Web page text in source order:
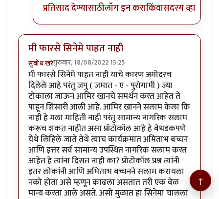
प्रतिसाद देण्यासाठीलॉग इन कराकिंवासदस्य व्हा
मी फारसे सिनेमे पाहत नाही
सुबोध खरेगुरुवार, 18/08/2022 13:25
मी फारसे सिनेमे पाहत नाही याचे कारण अगोदरच
दिलेले आहे परंतु जपु ( जमात - ए - पुरोगामी ) ज्या
टोकाला जाऊन आमिर खानचे समर्थन करत आहेत ते
पाहून शिसारी आली आहे. आमिर खानने सलाम केला कि
नाही हे मला माहिती नाही परंतु सामान्य नागरिक सलाम
करूच शकत नाहीत असा प्रॉटोकॉल आहे हे बेधडकपणे
येथे लिहिले जाते तेथे त्याच कार्यक्रमात अमिताभ बच्चन
आणि इत्तर सर्व सामान्य उपस्थित नागरिक सलाम करत
आहेत हे त्यांना दिसत नाही का? प्रोटोकॉल प्रश्न त्यांनी
इतर लोकांनी आणि अमिताभ बच्चनने सलाम करायला
नको होता असे म्हणून काढला असतात तरी एक वेळ
मान्य करता आले असते. असो मुळात हा सिनेमा चालला
↑